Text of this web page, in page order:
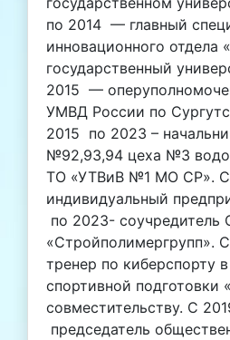
по 2014 — главный
инновационного отдела
государственный
2015 —
УМВД России по
2015 по 2023 –
№92,93,94 цеха №3
ТО «УТВиВ №1 МО СР». С
индивидуальный
по 2023- соучредитель
«Стройполимергрупп».
тренер по киберспорту
спортивной подготовки
совместительству. С
председатель